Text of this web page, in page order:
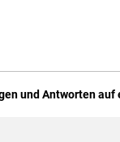
und Antworten auf